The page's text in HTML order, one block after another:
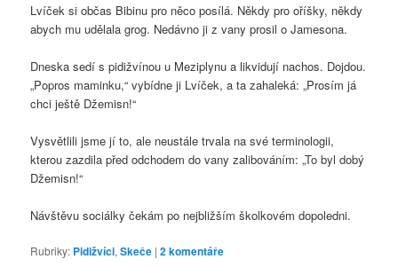
Lvíček si občas Bibinu pro něco posílá. Někdy pro oříšky, někdy
abych mu udělala grog. Nedávno ji z vany prosil o Jamesona.
Dneska sedí s pidižvínou u Meziplynu a likvidují nachos. Dojdou.
„Popros maminku,“ vybídne ji Lvíček, a ta zahaleká: „Prosím já
chci ještě Džemisn!“
Vysvětlili jsme jí to, ale neustále trvala na své terminologii,
kterou zazdila před odchodem do vany zalibováním: „To byl dobý
Džemisn!“
Návštěvu sociálky čekám po nejbližším školkovém dopoledni.
Rubriky: Pidižvíci,Skeče |2komentáře